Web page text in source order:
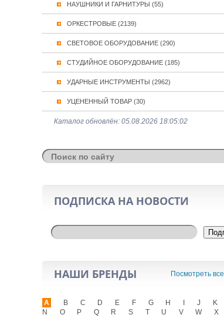
НАУШНИКИ И ГАРНИТУРЫ (55)
ОРКЕСТРОВЫЕ (2139)
СВЕТОВОЕ ОБОРУДОВАНИЕ (290)
СТУДИЙНОЕ ОБОРУДОВАНИЕ (185)
УДАРНЫЕ ИНСТРУМЕНТЫ (2962)
УЦЕНЕННЫЙ ТОВАР (30)
Каталог обновлён: 05.08.2026 18:05:02
ПОДПИСКА НА НОВОСТИ
НАШИ БРЕНДЫ Посмотреть
A B C D E F G H J K
N
O P Q R S T U V W X